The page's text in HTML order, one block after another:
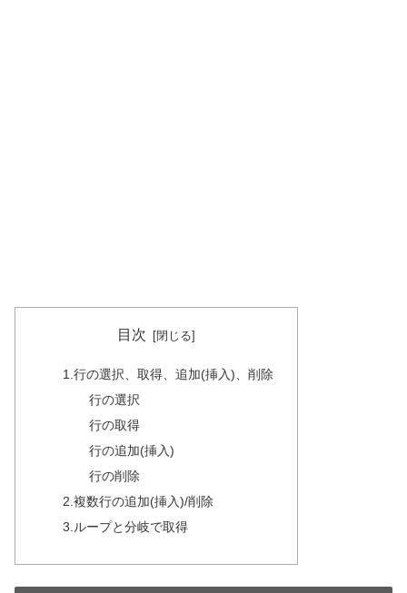
目次
1.行の選択、取得、追加(挿入)、削除
行の選択
行の取得
行の追加(挿入)
行の削除
2.複数行の追加(挿入)/削除
3.ループと分岐で取得